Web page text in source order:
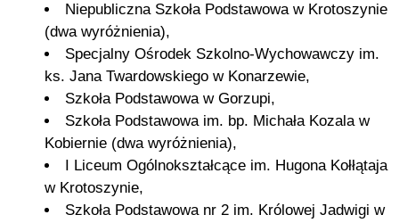
Niepubliczna Szkoła Podstawowa w Krotoszynie
(dwa wyróżnienia),
Specjalny Ośrodek Szkolno-Wychowawczy im.
ks. Jana Twardowskiego w Konarzewie,
Szkoła Podstawowa w Gorzupi,
Szkoła Podstawowa im. bp. Michała Kozala w
Kobiernie (dwa wyróżnienia),
I Liceum Ogólnokształcące im. Hugona Kołłątaja
w Krotoszynie,
Szkoła Podstawowa nr 2 im. Królowej Jadwigi w